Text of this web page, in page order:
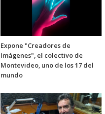
Expone "Creadores de
Imágenes", el colectivo de
Montevideo, uno de los 17 del
mundo